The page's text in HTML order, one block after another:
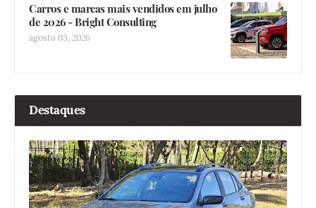
Carros e marcas mais vendidos em julho
de 2026 - Bright Consulting
agosto 03, 2026
Destaques